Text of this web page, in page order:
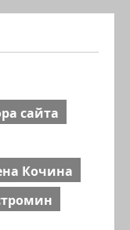
сайта
Кочина